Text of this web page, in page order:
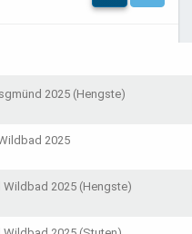
2025 (Hengste)
2025
2025 (Hengste)